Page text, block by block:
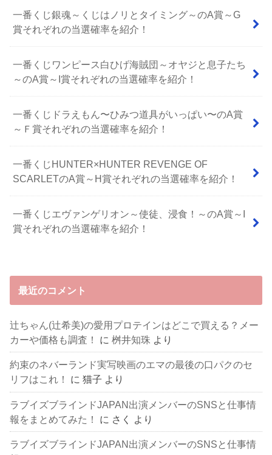
一番くじ銀魂～くじはノリとタイミング～のA賞～G
賞それぞれの当選確率を紹介！
一番くじワンピース白ひげ海賊団～オヤジと息子たち
～のA賞～I賞それぞれの当選確率を紹介！
⼀番くじドラえもん〜ひみつ道具がいっぱい〜のA賞
～Ｆ賞それぞれの当選確率を紹介！
一番くじHUNTER×HUNTER REVENGE OF
SCARLETのA賞～H賞それぞれの当選確率を紹介！
一番くじエヴァンゲリオン～使徒、浸食！～のA賞～I
賞それぞれの当選確率を紹介！
最近のコメント
辻ちゃん(辻希美)の愛用プロテインはどこで買える？メー
カーや価格も調査！
に桝井知珠 より
約束のネバーランド実写映画のエマの最後の口パクのセ
リフはこれ！
に猫子 より
ラブイズブラインドJAPAN出演メンバーのSNSと仕事情
報をまとめてみた！
に さく より
ラブイズブラインドJAPAN出演メンバーのSNSと仕事情